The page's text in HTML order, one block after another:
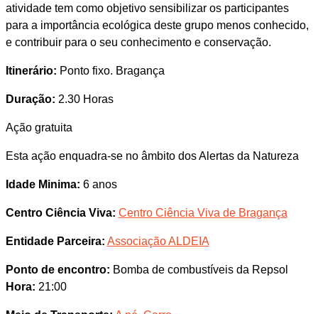
atividade tem como objetivo sensibilizar os participantes
para a importância ecológica deste grupo menos conhecido,
e contribuir para o seu conhecimento e conservação.
Itinerário: Ponto fixo. Bragança
Duração: 2.30 Horas
Ação gratuita
Esta ação enquadra-se no âmbito dos Alertas da Natureza
Idade Minima: 6 anos
Centro Ciência Viva: Centro Ciência Viva de Bragança
Entidade Parceira: Associação ALDEIA
Ponto de encontro: Bomba de combustíveis da Repsol
Hora: 21:00